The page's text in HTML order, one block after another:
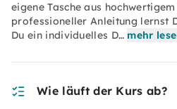
eigene Tasche aus
professioneller Anleitung lernst
Du ein individuelles D… mehr
Wie läuft der Kurs ab?